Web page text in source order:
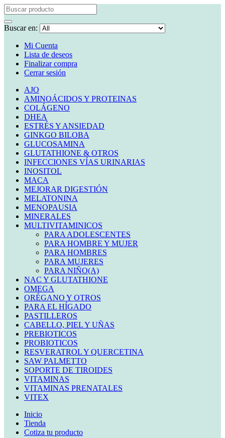
Buscar en:
Mi Cuenta
Lista de deseos
Finalizar compra
Cerrar sesión
AJO
AMINOÁCIDOS Y PROTEINAS
COLÁGENO
DHEA
ESTRÉS Y ANSIEDAD
GINKGO BILOBA
GLUCOSAMINA
GLUTATHIONE & OTROS
INFECCIONES VÍAS URINARIAS
INOSITOL
MACA
MEJORAR DIGESTIÓN
MELATONINA
MENOPAUSIA
MINERALES
MULTIVITAMINICOS
PARA ADOLESCENTES
PARA HOMBRE Y MUJER
PARA HOMBRES
PARA MUJERES
PARA NIÑO(A)
NAC Y GLUTATHIONE
OMEGA
ORÉGANO Y OTROS
PARA EL HÍGADO
PASTILLEROS
CABELLO, PIEL Y UÑAS
PREBIOTICOS
PROBIOTICOS
RESVERATROL Y QUERCETINA
SAW PALMETTO
SOPORTE DE TIROIDES
VITAMINAS
VITAMINAS PRENATALES
VITEX
Inicio
Tienda
Cotiza tu producto